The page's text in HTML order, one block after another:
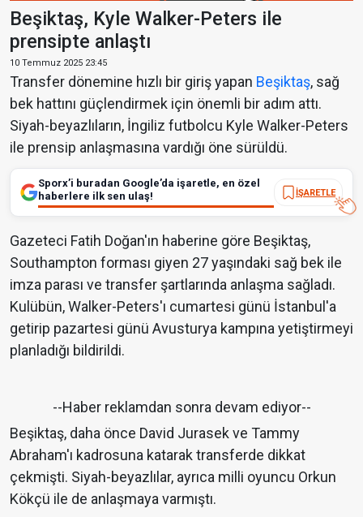
Beşiktaş, Kyle Walker-Peters ile
prensipte anlaştı
10 Temmuz 2025 23:45
Transfer dönemine hızlı bir giriş yapan Beşiktaş, sağ
bek hattını güçlendirmek için önemli bir adım attı.
Siyah-beyazlıların, İngiliz futbolcu Kyle Walker-Peters
ile prensip anlaşmasına vardığı öne sürüldü.
Sporx’i buradan Google’da işaretle, en özel
haberlere ilk sen ulaş!
İŞARETLE
Gazeteci Fatih Doğan'ın haberine göre Beşiktaş,
Southampton forması giyen 27 yaşındaki sağ bek ile
imza parası ve transfer şartlarında anlaşma sağladı.
Kulübün, Walker-Peters'ı cumartesi günü İstanbul'a
getirip pazartesi günü Avusturya kampına yetiştirmeyi
planladığı bildirildi.
--Haber reklamdan sonra devam ediyor--
Beşiktaş, daha önce David Jurasek ve Tammy
Abraham'ı kadrosuna katarak transferde dikkat
çekmişti. Siyah-beyazlılar, ayrıca milli oyuncu Orkun
Kökçü ile de anlaşmaya varmıştı.